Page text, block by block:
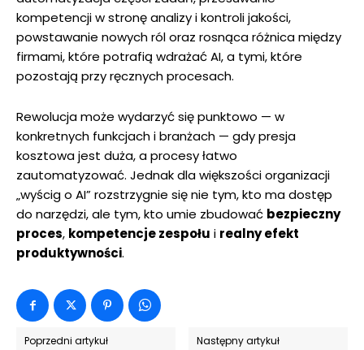
kompetencji w stronę analizy i kontroli jakości,
powstawanie nowych ról oraz rosnąca różnica między
firmami, które potrafią wdrażać AI, a tymi, które
pozostają przy ręcznych procesach.
Rewolucja może wydarzyć się punktowo — w
konkretnych funkcjach i branżach — gdy presja
kosztowa jest duża, a procesy łatwo
zautomatyzować. Jednak dla większości organizacji
„wyścig o AI” rozstrzygnie się nie tym, kto ma dostęp
do narzędzi, ale tym, kto umie zbudować bezpieczny
proces, kompetencje zespołu i realny efekt
produktywności.
Poprzedni artykuł Następny artykuł